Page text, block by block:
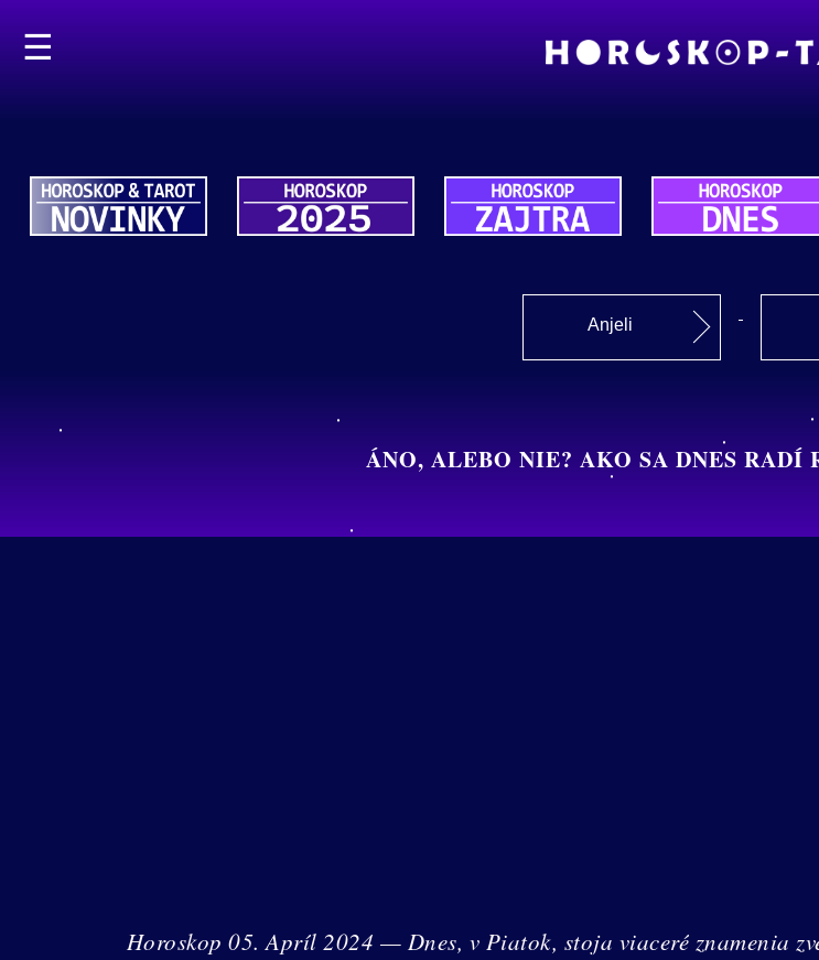
☰
Anjeli
ÁNO, ALEBO NIE? AKO SA DNES RADÍ
Horoskop 05. Apríl 2024 — Dnes, v Piatok, stoja viaceré znamenia